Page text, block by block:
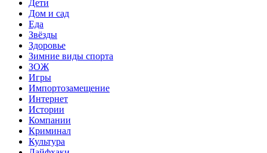
Дети
Дом и сад
Еда
Звёзды
Здоровье
Зимние виды спорта
ЗОЖ
Игры
Импортозамещение
Интернет
Истории
Компании
Криминал
Культура